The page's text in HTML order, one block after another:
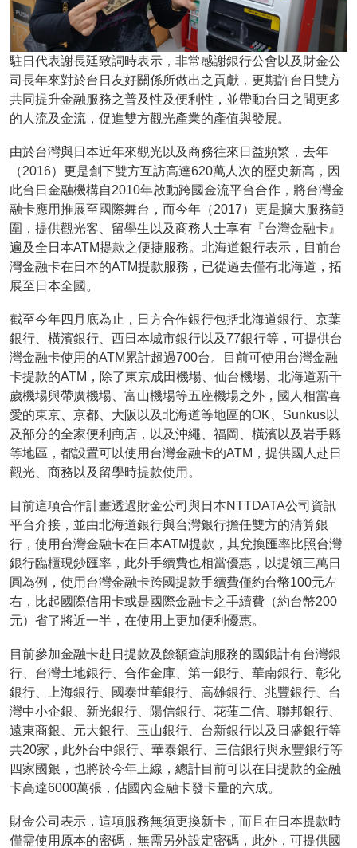
駐日代表謝長廷致詞時表示，非常感謝銀行公會以及財金公
司長年來對於台日友好關係所做出之貢獻，更期許台日雙方
共同提升金融服務之普及性及便利性，並帶動台日之間更多
的人流及金流，促進雙方觀光產業的產值與發展。
由於台灣與日本近年來觀光以及商務往來日益頻繁，去年
（2016）更是創下雙方互訪高達620萬人次的歷史新高，因
此台日金融機構自2010年啟動跨國金流平台合作，將台灣金
融卡應用推展至國際舞台，而今年（2017）更是擴大服務範
圍，提供觀光客、留學生以及商務人士享有『台灣金融卡』
遍及全日本ATM提款之便捷服務。北海道銀行表示，目前台
灣金融卡在日本的ATM提款服務，已從過去僅有北海道，拓
展至日本全國。
截至今年四月底為止，日方合作銀行包括北海道銀行、京葉
銀行、橫濱銀行、西日本城市銀行以及77銀行等，可提供台
灣金融卡使用的ATM累計超過700台。目前可使用台灣金融
卡提款的ATM，除了東京成田機場、仙台機場、北海道新千
歲機場與帶廣機場、富山機場等五座機場之外，國人相當喜
愛的東京、京都、大阪以及北海道等地區的OK、Sunkus以
及部分的全家便利商店，以及沖繩、福岡、橫濱以及岩手縣
等地區，都設置可以使用台灣金融卡的ATM，提供國人赴日
觀光、商務以及留學時提款使用。
目前這項合作計畫透過財金公司與日本NTTDATA公司資訊
平台介接，並由北海道銀行與台灣銀行擔任雙方的清算銀
行，使用台灣金融卡在日本ATM提款，其兌換匯率比照台灣
銀行臨櫃現鈔匯率，此外手續費也相當優惠，以提領三萬日
圓為例，使用台灣金融卡跨國提款手續費僅約台幣100元左
右，比起國際信用卡或是國際金融卡之手續費（約台幣200
元）省了將近一半，在使用上更加便利優惠。
目前參加金融卡赴日提款及餘額查詢服務的國銀計有台灣銀
行、台灣土地銀行、合作金庫、第一銀行、華南銀行、彰化
銀行、上海銀行、國泰世華銀行、高雄銀行、兆豐銀行、台
灣中小企銀、新光銀行、陽信銀行、花蓮二信、聯邦銀行、
遠東商銀、元大銀行、玉山銀行、台新銀行以及日盛銀行等
共20家，此外台中銀行、華泰銀行、三信銀行與永豐銀行等
四家國銀，也將於今年上線，總計目前可以在日提款的金融
卡高達6000萬張，佔國內金融卡發卡量的六成。
財金公司表示，這項服務無須更換新卡，而且在日本提款時
僅需使用原本的密碼，無需另外設定密碼，此外，可提供國